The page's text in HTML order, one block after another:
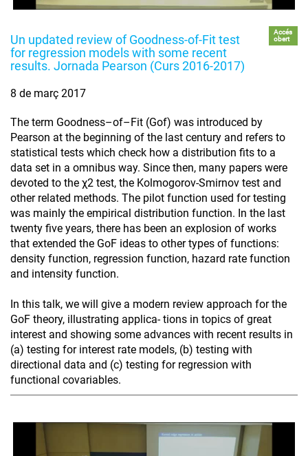
Un updated review of Goodness-of-Fit test
for regression models with some recent
results. Jornada Pearson (Curs 2016-2017)
Accés
obert
8 de març 2017
The term Goodness–of–Fit (Gof) was introduced by
Pearson at the beginning of the last century and refers to
statistical tests which check how a distribution fits to a
data set in a omnibus way. Since then, many papers were
devoted to the χ2 test, the Kolmogorov-Smirnov test and
other related methods. The pilot function used for testing
was mainly the empirical distribution function. In the last
twenty five years, there has been an explosion of works
that extended the GoF ideas to other types of functions:
density function, regression function, hazard rate function
and intensity function.
In this talk, we will give a modern review approach for the
GoF theory, illustrating applica- tions in topics of great
interest and showing some advances with recent results in
(a) testing for interest rate models, (b) testing with
directional data and (c) testing for regression with
functional covariables.